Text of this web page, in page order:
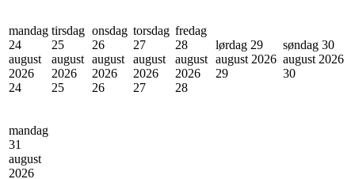
mandag
24
august
2026
24
tirsdag
25
august
2026
25
onsdag
26
august
2026
26
torsdag
27
august
2026
27
fredag
28
august
2026
28
lørdag 29
august 2026
29
søndag 30
august 2026
30
mandag
31
august
2026